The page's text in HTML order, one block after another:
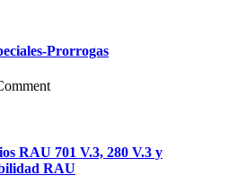
Prorrogas
RAU 701 V.3, 280 V.3 y
RAU